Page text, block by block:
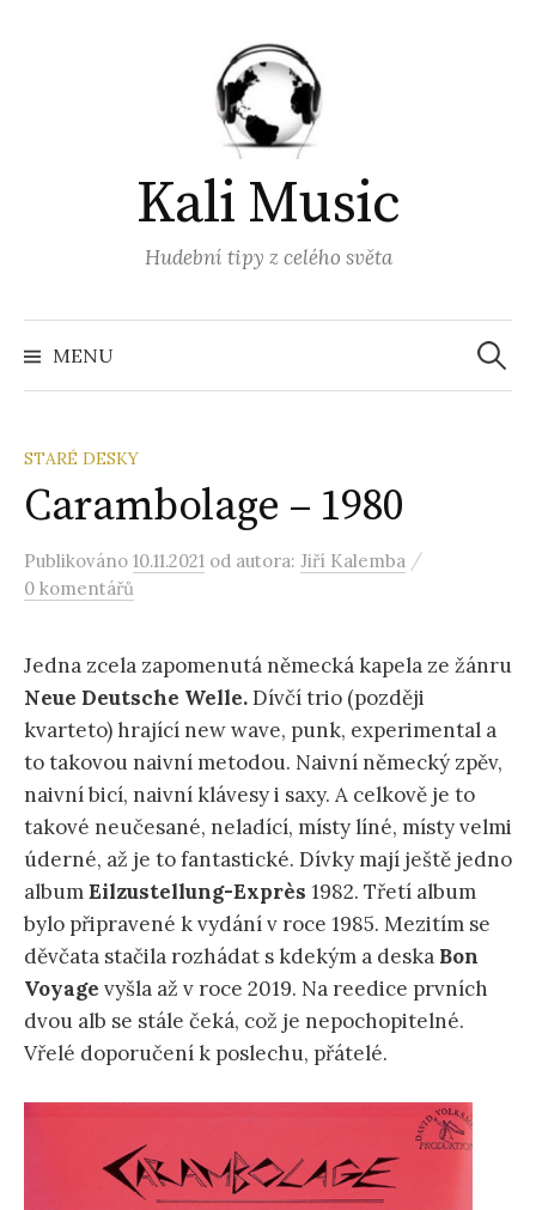
Kali Music
Hudební tipy z celého světa
MENU
STARÉ DESKY
Carambolage – 1980
Publikováno 10.11.2021 od autora: Jiří Kalemba /
0 komentářů
Jedna zcela zapomenutá německá kapela ze žánru
Neue Deutsche Welle.Dívčí trio (později
kvarteto) hrající new wave, punk, experimental a
to takovou naivní metodou. Naivní německý zpěv,
naivní bicí, naivní klávesy i saxy. A celkově je to
takové neučesané, neladící, místy líné, místy velmi
úderné, až je to fantastické. Dívky mají ještě jedno
albumEilzustellung-Exprès 1982. Třetí album
bylo připravené k vydání v roce 1985. Mezitím se
děvčata stačila rozhádat s kdekým a deska Bon
Voyage vyšla až v roce 2019. Na reedice prvních
dvou alb se stále čeká, což je nepochopitelné.
Vřelé doporučení k poslechu, přátelé.